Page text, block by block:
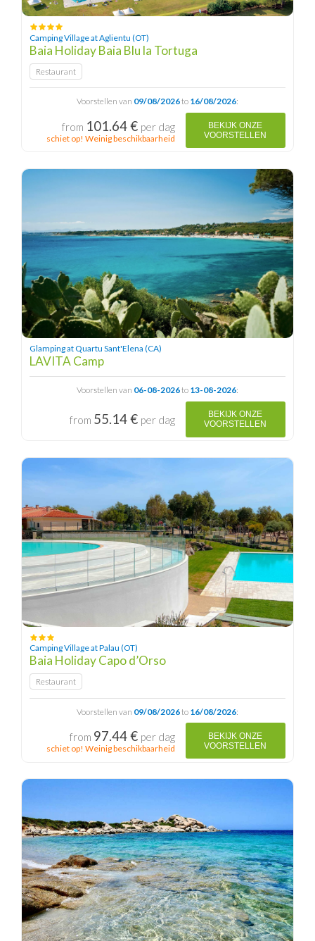
Camping Village at Aglientu (OT)
Baia Holiday Baia Blu la Tortuga
Restaurant
Voorstellen van 09/08/2026to 16/08/2026:
from 101.64 € per dag
schiet op! Weinig beschikbaarheid
BEKIJK ONZE
VOORSTELLEN
Glamping at Quartu Sant'Elena (CA)
LAVITA Camp
Voorstellen van 06-08-2026to 13-08-2026:
from 55.14 € per dag
BEKIJK ONZE
VOORSTELLEN
Camping Village at Palau (OT)
Baia Holiday Capo d’Orso
Restaurant
Voorstellen van 09/08/2026to 16/08/2026:
from 97.44 € per dag
schiet op! Weinig beschikbaarheid
BEKIJK ONZE
VOORSTELLEN